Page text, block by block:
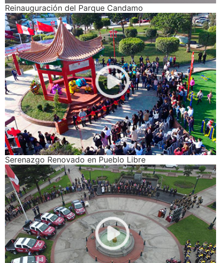
Reinauguración del Parque Candamo
Serenazgo Renovado en Pueblo Libre